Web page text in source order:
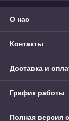
О нас
Контакты
Доставка и
График работы
Полная версия